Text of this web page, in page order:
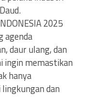
2025
agenda
daur ulang, dan
ingin memastikan
hanya
dan